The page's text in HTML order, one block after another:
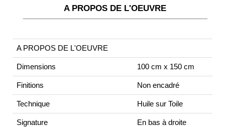
A PROPOS DE L'OEUVRE
A PROPOS DE L'OEUVRE
Dimensions 100 cm x 150 cm
Finitions Non encadré
Technique Huile sur Toile
Signature En bas à droite